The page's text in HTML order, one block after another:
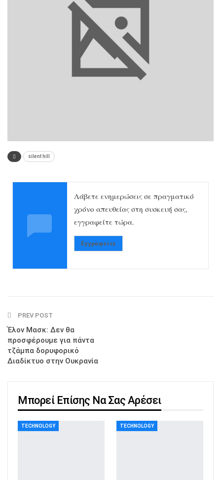
silent hill
Λάβετε ενημερώσεις σε πραγματικό
χρόνο απευθείας στη συσκευή σας,
εγγραφείτε τώρα.
Εγγραφείτε
PREV POST
Έλον Μασκ: Δεν θα
προσφέρουμε για πάντα
τζάμπα δορυφορικό
Διαδίκτυο στην Ουκρανία
Μπορεί Επίσης Να Σας Αρέσει
TECHNOLOGY TECHNOLOGY